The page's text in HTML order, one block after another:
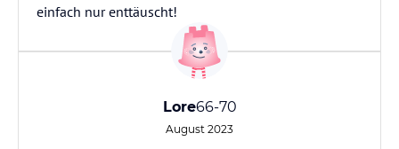
einfach nur enttäuscht!
Lore66-70
August 2023